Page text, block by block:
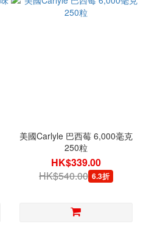
美國Carlyle 巴西莓 6,000毫克
250粒
HK$339.00
HK$540.00 6.3折